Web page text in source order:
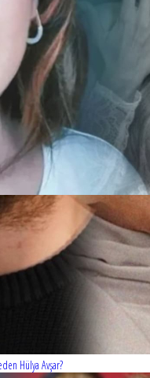
Hülya Avşar?